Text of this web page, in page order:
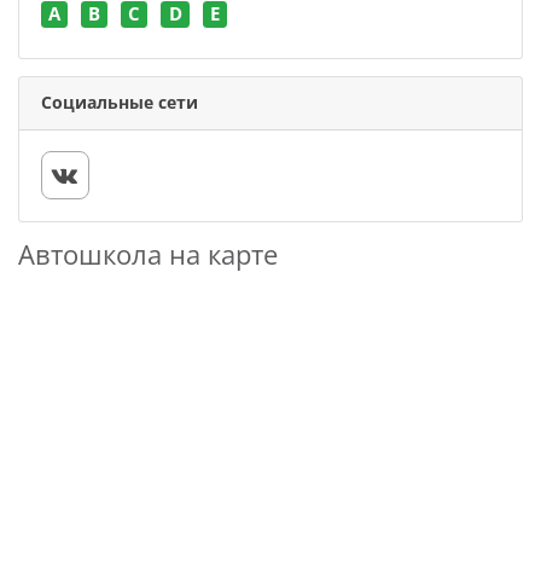
A B C D E
Социальные сети
Автошкола на карте